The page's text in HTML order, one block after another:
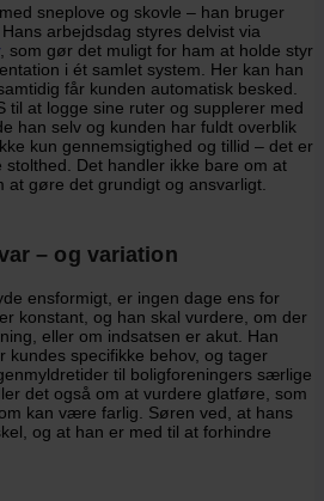
sneplove og skovle – han bruger
arbejdsdag styres delvist via
, som gør det muligt for ham at holde styr
i ét samlet system. Her kan han
får kunden automatisk besked.
til at logge sine ruter og supplerer med
han selv og kunden har fuldt overblik
kun gennemsigtighed og tillid – det er
Det handler ikke bare om at
gøre det grundigt og ansvarligt.
– og variation
ensformigt, er ingen dage ens for
konstant, og han skal vurdere, om der
eller om indsatsen er akut. Han
kundes specifikke behov, og tager
til boligforeningers særlige
det også om at vurdere glatføre, som
kan være farlig. Søren ved, at hans
og at han er med til at forhindre